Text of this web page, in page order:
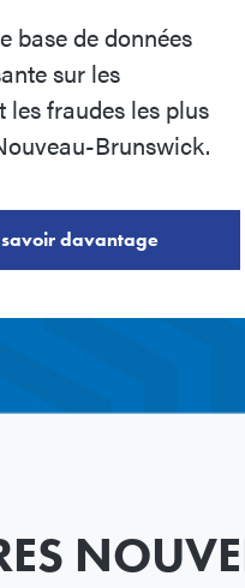
base de données
sur les
les fraudes les plus
Brunswick.
savoir davantage